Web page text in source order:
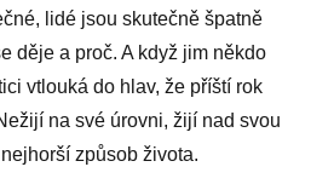
lidé jsou skutečně špatně
děje a proč. A když jim někdo
vtlouká do hlav, že příští rok
na své úrovni, žijí nad svou
způsob života.